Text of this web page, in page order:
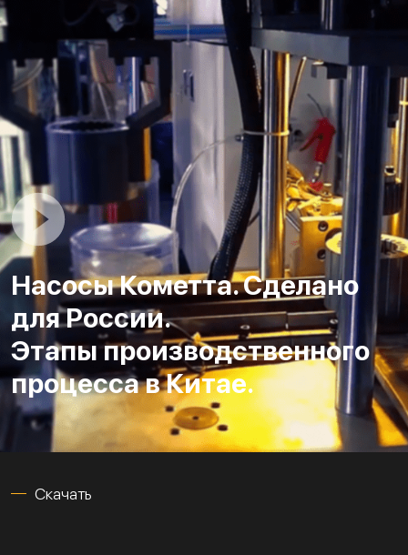
Насосы Кометта. Сделано
для России.
Этапы производственного
процесса в Китае.
Скачать